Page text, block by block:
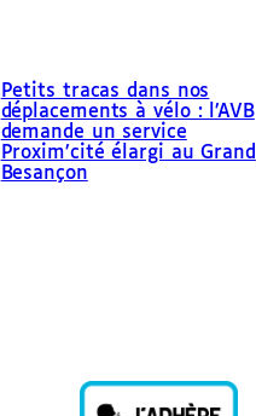
Petits tracas dans nos
déplacements à vélo : l’AVB
demande un service
Proxim’cité élargi au Grand
Besançon